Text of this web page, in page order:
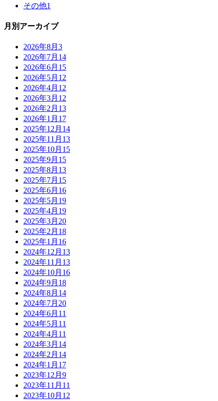
その他1
月別アーカイブ
2026年8月 3
2026年7月 14
2026年6月 15
2026年5月 12
2026年4月 12
2026年3月 12
2026年2月 13
2026年1月 17
2025年12月 14
2025年11月 13
2025年10月 15
2025年9月 15
2025年8月 13
2025年7月 15
2025年6月 16
2025年5月 19
2025年4月 19
2025年3月 20
2025年2月 18
2025年1月 16
2024年12月 13
2024年11月 13
2024年10月 16
2024年9月 18
2024年8月 14
2024年7月 20
2024年6月 11
2024年5月 11
2024年4月 11
2024年3月 14
2024年2月 14
2024年1月 17
2023年12月 9
2023年11月 11
2023年10月 12